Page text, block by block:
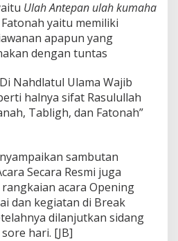
Ulah Antepan ulah kumaha
yaitu memiliki
apapun yang
dengan tuntas
Nahdlatul Ulama Wajib
halnya sifat Rasulullah
Tabligh, dan Fatonah”
sambutan
Secara Resmi juga
acara Opening
dan kegiatan di Break
dilanjutkan sidang
hari. [JB]